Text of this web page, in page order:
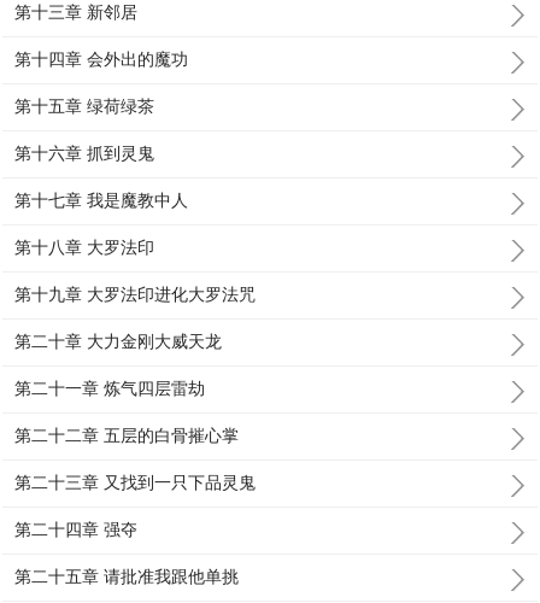
第十三章 新邻居
第十四章 会外出的魔功
第十五章 绿荷绿茶
第十六章 抓到灵鬼
第十七章 我是魔教中人
第十八章 大罗法印
第十九章 大罗法印进化大罗法咒
第二十章 大力金刚大威天龙
第二十一章 炼气四层雷劫
第二十二章 五层的白骨摧心掌
第二十三章 又找到一只下品灵鬼
第二十四章 强夺
第二十五章 请批准我跟他单挑